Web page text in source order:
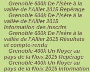
Grenoble 600k De l'Isère à la
vallée de l'Allier 2015 Repérage
Grenoble 600k De l'Isère à la
vallée de l'Allier 2015
Information des inscrits
Grenoble 600k De l'Isère à la
vallée de l'Allier 2015 Résultats
et compte-rendu
Grenoble 400k Un Noyer au
pays de la Noix 2015 Repérage
Grenoble 400k Un Noyer au
pays de la Noix 2015 Information